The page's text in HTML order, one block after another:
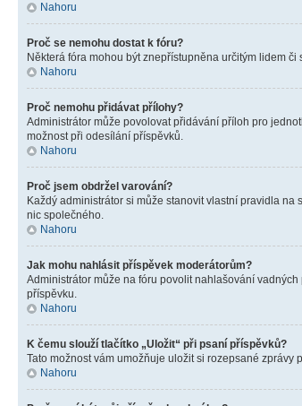
Nahoru
Proč se nemohu dostat k fóru?
Některá fóra mohou být znepřístupněna určitým lidem
Nahoru
Proč nemohu přidávat přílohy?
Administrátor může povolovat přidávání příloh pro
možnost při odesílání příspěvků.
Nahoru
Proč jsem obdržel varování?
Každý administrátor si může stanovit vlastní pravidla
nic společného.
Nahoru
Jak mohu nahlásit příspěvek moderátorům?
Administrátor může na fóru povolit nahlašování
příspěvku.
Nahoru
K čemu slouží tlačítko „Uložit“ při psaní příspěvků?
Tato možnost vám umožňuje uložit si rozepsané
Nahoru